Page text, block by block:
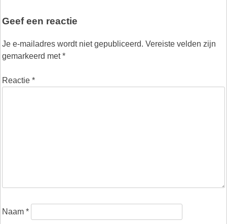
Geef een reactie
Je e-mailadres wordt niet gepubliceerd. Vereiste velden zijn
gemarkeerd met*
Reactie *
Naam *